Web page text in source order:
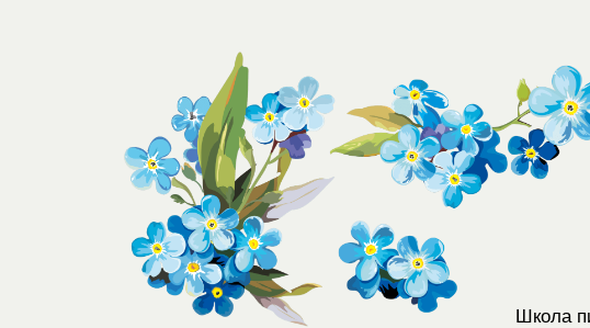
Школа